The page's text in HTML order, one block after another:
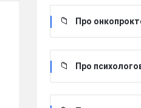
Про
Про